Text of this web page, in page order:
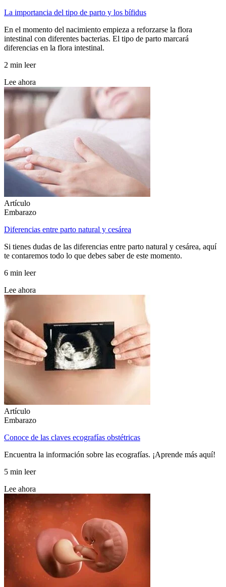
La importancia del tipo de parto y los bífidus
En el momento del nacimiento empieza a reforzarse la flora
intestinal con diferentes bacterias. El tipo de parto marcará
diferencias en la flora intestinal.
2 min leer
Lee ahora
Artículo
Embarazo
Diferencias entre parto natural y cesárea
Si tienes dudas de las diferencias entre parto natural y cesárea, aquí
te contaremos todo lo que debes saber de este momento.
6 min leer
Lee ahora
Artículo
Embarazo
Conoce de las claves ecografías obstétricas
Encuentra la información sobre las ecografías. ¡Aprende más aquí!
5 min leer
Lee ahora